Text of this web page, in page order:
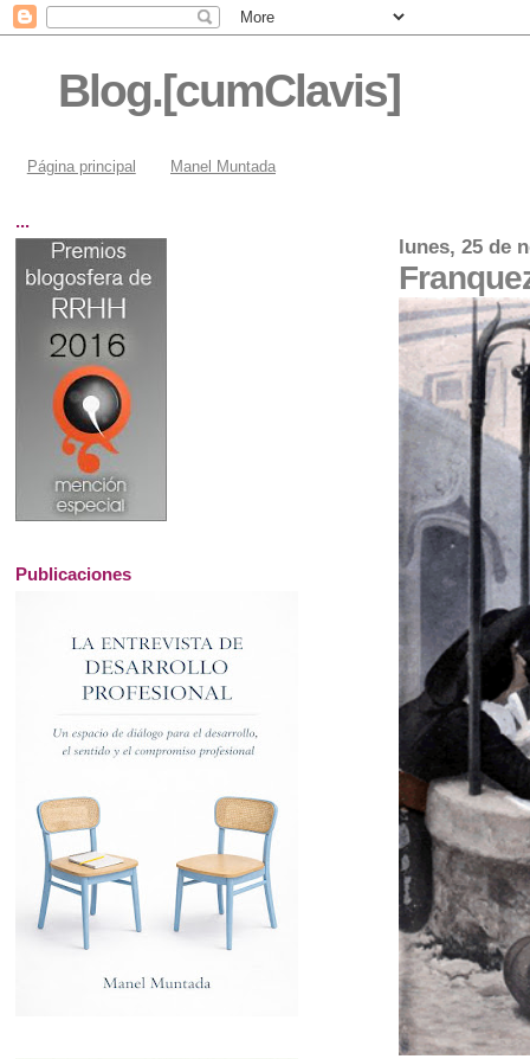
Blog.[cumClavis]
Página principal Manel Muntada
lunes, 25 de
...
Publicaciones